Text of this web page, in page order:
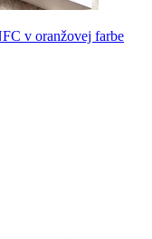
v oranžovej farbe